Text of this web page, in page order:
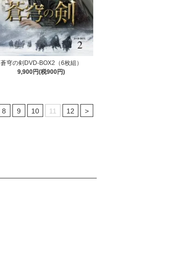
蒼穹の剣DVD-BOX2（6枚組）
9,900円(税900円)
8 9 10 11 12 >